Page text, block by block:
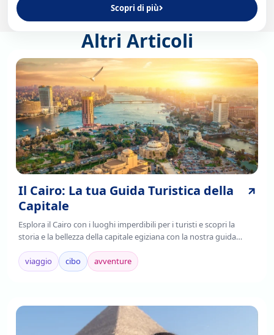
Scopri di più
Altri Articoli
Il Cairo: La tua Guida Turistica della
Capitale
Esplora il Cairo con i luoghi imperdibili per i turisti e scopri la
storia e la bellezza della capitale egiziana con la nostra guida
completa. Leggi ora!
viaggio
cibo avventure